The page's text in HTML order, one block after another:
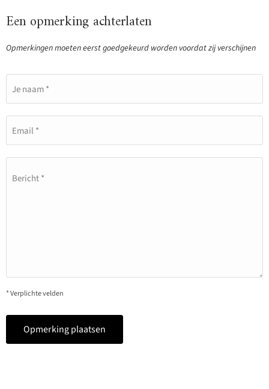
Een opmerking achterlaten
Opmerkingen moeten eerst goedgekeurd worden voordat zij verschijnen
Je naam *
Email *
Bericht *
* Verplichte velden
Opmerking plaatsen